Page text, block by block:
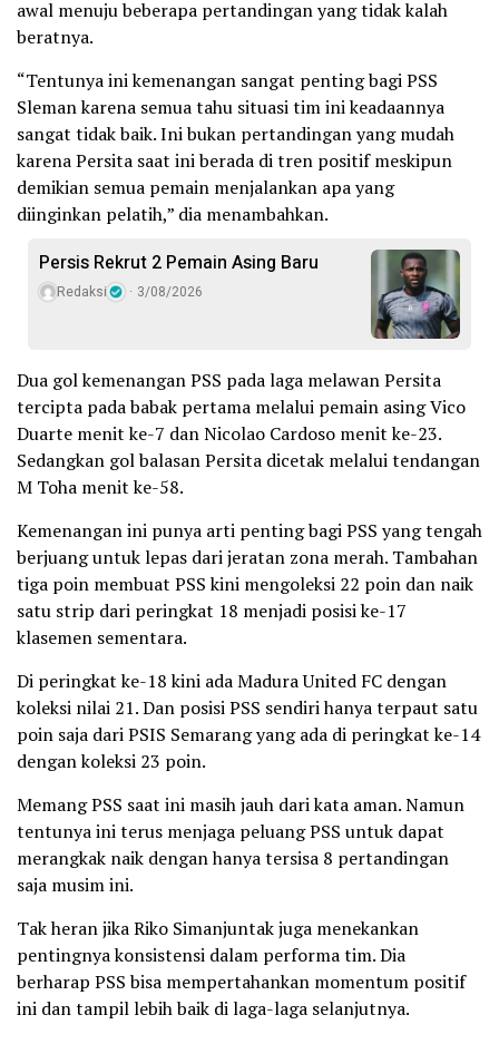
awal menuju beberapa pertandingan yang tidak kalah
beratnya.
“Tentunya ini kemenangan sangat penting bagi PSS
Sleman karena semua tahu situasi tim ini keadaannya
sangat tidak baik. Ini bukan pertandingan yang mudah
karena Persita saat ini berada di tren positif meskipun
demikian semua pemain menjalankan apa yang
diinginkan pelatih,” dia menambahkan.
Persis Rekrut 2 Pemain Asing Baru
Redaksi 3/08/2026
Dua gol kemenangan PSS pada laga melawan Persita
tercipta pada babak pertama melalui pemain asing Vico
Duarte menit ke-7 dan Nicolao Cardoso menit ke-23.
Sedangkan gol balasan Persita dicetak melalui tendangan
M Toha menit ke-58.
Kemenangan ini punya arti penting bagi PSS yang tengah
berjuang untuk lepas dari jeratan zona merah. Tambahan
tiga poin membuat PSS kini mengoleksi 22 poin dan naik
satu strip dari peringkat 18 menjadi posisi ke-17
klasemen sementara.
Di peringkat ke-18 kini ada Madura United FC dengan
koleksi nilai 21. Dan posisi PSS sendiri hanya terpaut satu
poin saja dari PSIS Semarang yang ada di peringkat ke-14
dengan koleksi 23 poin.
Memang PSS saat ini masih jauh dari kata aman. Namun
tentunya ini terus menjaga peluang PSS untuk dapat
merangkak naik dengan hanya tersisa 8 pertandingan
saja musim ini.
Tak heran jika Riko Simanjuntak juga menekankan
pentingnya konsistensi dalam performa tim. Dia
berharap PSS bisa mempertahankan momentum positif
ini dan tampil lebih baik di laga-laga selanjutnya.